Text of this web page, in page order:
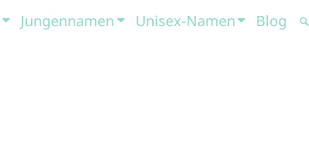
Jungennamen Unisex-Namen Blog